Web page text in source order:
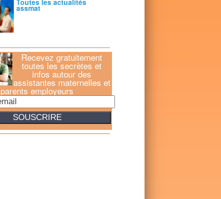
assmat
Recevez gratuitement
toutes les secrètes et
infos autour des
assistantes maternelles et
parents employeurs